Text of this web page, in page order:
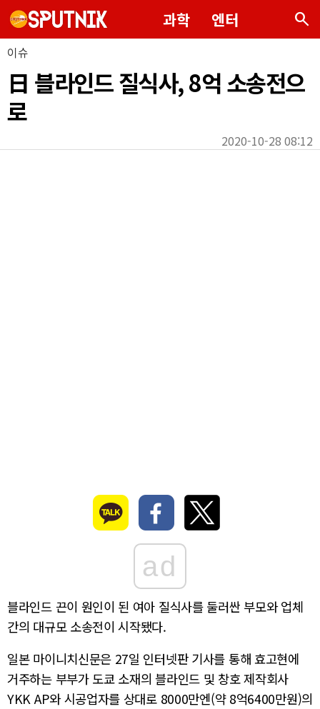
과학 엔터 search
이슈
日 블라인드 질식사, 8억 소송전으
로
2020-10-28 08:12
ad
블라인드 끈이 원인이 된 여아 질식사를 둘러싼 부모와 업체
간의 대규모 소송전이 시작됐다.
일본 마이니치신문은 27일 인터넷판 기사를 통해 효고현에
거주하는 부부가 도쿄 소재의 블라인드 및 창호 제작회사
YKK AP와 시공업자를 상대로 8000만엔(약 8억6400만원)의